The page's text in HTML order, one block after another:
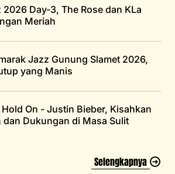
Day-3, The Rose dan KLa
Meriah
Jazz Gunung Slamet 2026,
yang Manis
On - Justin Bieber, Kisahkan
dan Dukungan di Masa Sulit
Selengkapnya